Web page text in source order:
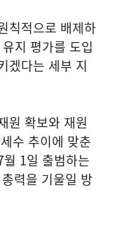
칙적으로 배제하
지 평가를 도입
겠다는 세부 지
원 확보와 재원
수 추이에 맞춘
1일 출범하는
력을 기울일 방